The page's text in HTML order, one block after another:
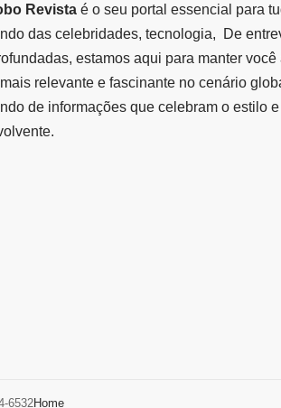
Revistaé o seu portal essencial para
das celebridades, tecnologia, De
estamos aqui para manter
relevante e fascinante no cenário
de informações que celebram o estilo
6532Home